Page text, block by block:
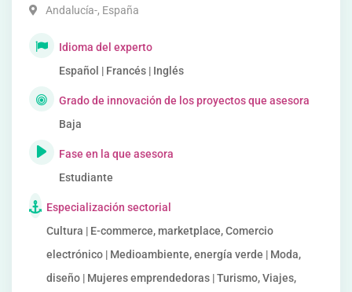
Andalucía-, España
Idioma del experto
Español | Francés | Inglés
Grado de innovación de los proyectos que asesora
Baja
Fase en la que asesora
Estudiante
Especialización sectorial
Cultura | E-commerce, marketplace, Comercio
electrónico | Medioambiente, energía verde | Moda,
diseño | Mujeres emprendedoras | Turismo, Viajes,